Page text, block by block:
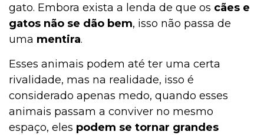
gato. Embora exista a lenda de que os cães e
gatos não se dão bem, isso não passa de
uma mentira.
Esses animais podem até ter uma certa
rivalidade, mas na realidade, isso é
considerado apenas medo, quando esses
animais passam a conviver no mesmo
espaço, eles podem se tornar grandes